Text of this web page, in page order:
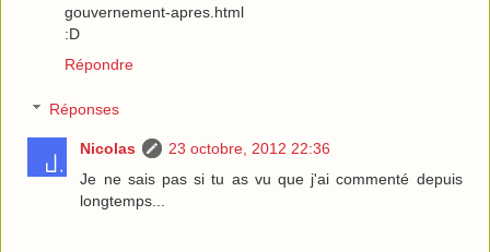
gouvernement-apres.html
:D
Répondre
Réponses
Nicolas
23 octobre, 2012 22:36
Je ne sais pas si tu as vu que j'ai commenté depuis
longtemps...